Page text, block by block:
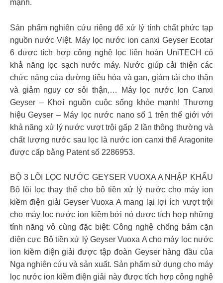
mạnh.
Sản phẩm nghiên cứu riêng để xử lý tính chất phức tạp
nguồn nước Việt. Máy lọc nước ion canxi Geyser Ecotar
6 được tích hợp công nghệ lọc liên hoàn UniTECH có
khả năng lọc sạch nước máy. Nước giúp cải thiện các
chức năng của đường tiêu hóa và gan, giảm tải cho thận
và giảm nguy cơ sỏi thận,… Máy lọc nước Ion Canxi
Geyser – Khơi nguồn cuộc sống khỏe mạnh! Thương
hiệu Geyser – Máy lọc nước nano số 1 trên thế giới với
khả năng xử lý nước vượt trội gấp 2 lần thông thường và
chất lượng nước sau lọc là nước ion canxi thể Aragonite
được cấp bằng Patent số 2286953.
BỘ 3 LÕI LỌC NƯỚC GEYSER VUOXA A NHẬP KHẨU
Bộ lõi lọc thay thế cho bộ tiền xử lý nước cho máy ion
kiềm điện giải Geyser Vuoxa A mang lại lợi ích vượt trội
cho máy lọc nước ion kiềm bởi nó được tích hợp những
tính năng vô cùng đặc biệt: Công nghệ chống bám cặn
điện cực Bộ tiền xử lý Geyser Vuoxa A cho máy lọc nước
ion kiềm điện giải được tập đoàn Geyser hàng đầu của
Nga nghiên cứu và sản xuất. Sản phẩm sử dụng cho máy
lọc nước ion kiềm điện giải này được tích hợp công nghệ